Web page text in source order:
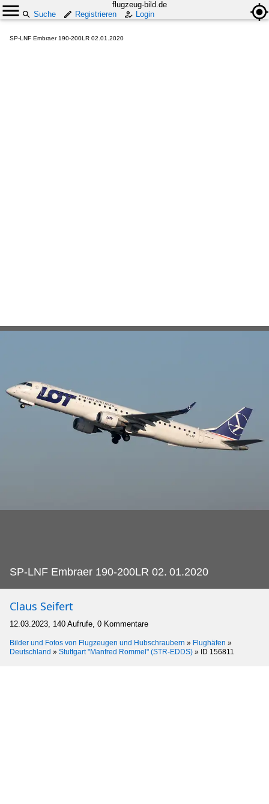
flugzeug-bild.de
Suche
Registrieren Login
SP-LNF Embraer 190-200LR 02.01.2020
SP-LNF Embraer 190-200LR 02. 01.2020
Claus Seifert
12.03.2023, 140 Aufrufe, 0 Kommentare
Bilder und Fotos von Flugzeugen und Hubschraubern » Flughäfen »
Deutschland » Stuttgart "Manfred Rommel" (STR-EDDS) » ID 156811